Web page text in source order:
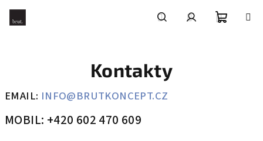
obsah
Kontakty
EMAIL: INFO@BRUTKONCEPT.CZ
MOBIL: +420 602 470 609